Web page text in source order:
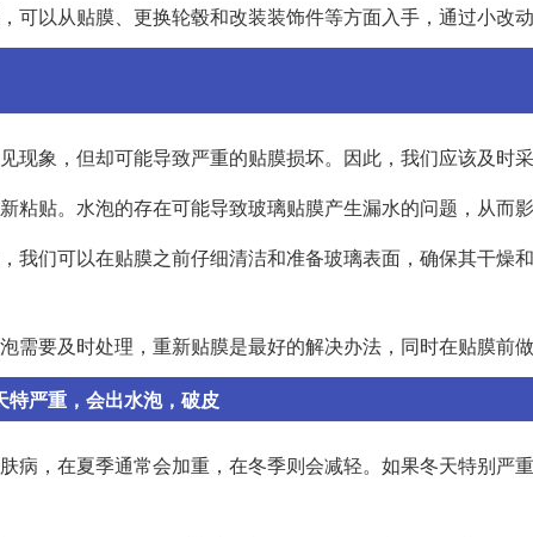
可以从贴膜、更换轮毂和改装装饰件等方面入手，通过小改动
现象，但却可能导致严重的贴膜损坏。因此，我们应该及时采
粘贴。水泡的存在可能导致玻璃贴膜产生漏水的问题，从而
我们可以在贴膜之前仔细清洁和准备玻璃表面，确保其干燥
需要及时处理，重新贴膜是最好的解决办法，同时在贴膜前
特严重，会出水泡，破皮
病，在夏季通常会加重，在冬季则会减轻。如果冬天特别严